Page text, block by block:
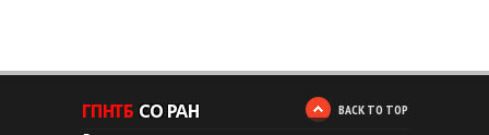
BACK TO TOP